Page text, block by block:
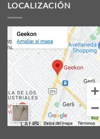
LOCALIZACIÓN